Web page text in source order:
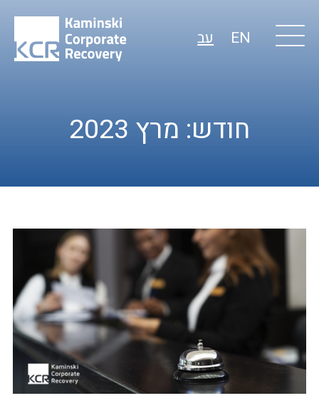
עב EN
חודש: מרץ 2023